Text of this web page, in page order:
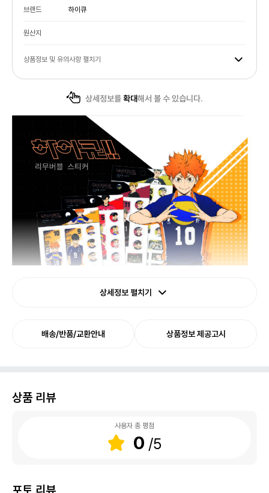
브랜드 하이큐
원산지
상품정보 및 유의사항 펼치기
상세정보를확대해서 볼 수 있습니다.
상세정보 펼치기
배송/반품/교환안내 상품정보 제공고시
상품 리뷰
사용자 총 평점
0
포토 리뷰